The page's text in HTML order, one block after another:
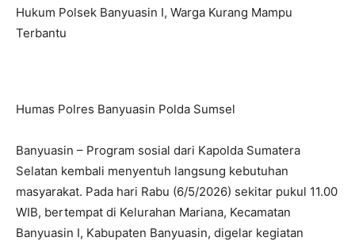
Hukum Polsek Banyuasin I, Warga Kurang Mampu
Terbantu
Humas Polres Banyuasin Polda Sumsel
Banyuasin – Program sosial dari Kapolda Sumatera
Selatan kembali menyentuh langsung kebutuhan
masyarakat. Pada hari Rabu (6/5/2026) sekitar pukul 11.00
WIB, bertempat di Kelurahan Mariana, Kecamatan
Banyuasin I, Kabupaten Banyuasin, digelar kegiatan